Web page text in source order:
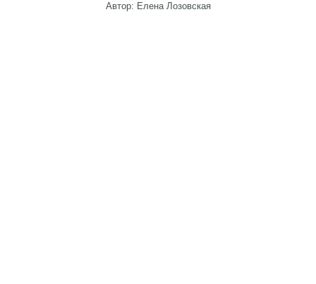
Автор: Елена Лозовская